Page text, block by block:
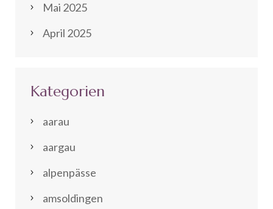
Mai 2025
April 2025
Kategorien
aarau
aargau
alpenpässe
amsoldingen